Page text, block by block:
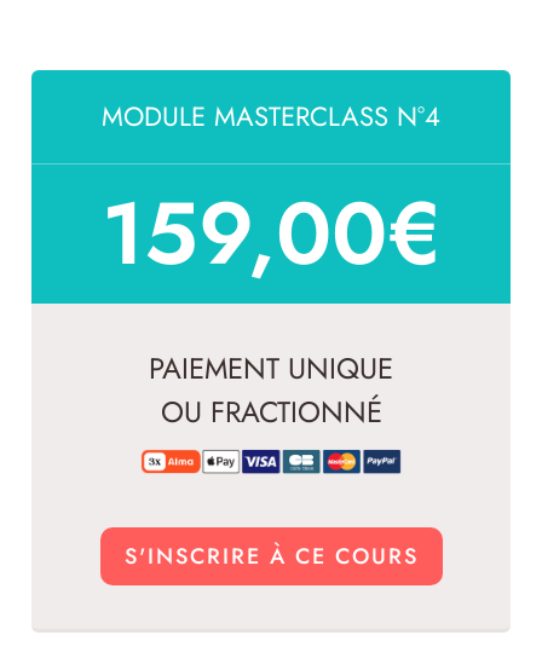
MODULE MASTERCLASS N°4
159,00€
PAIEMENT UNIQUE
OU FRACTIONNÉ
S'INSCRIRE À CE COURS